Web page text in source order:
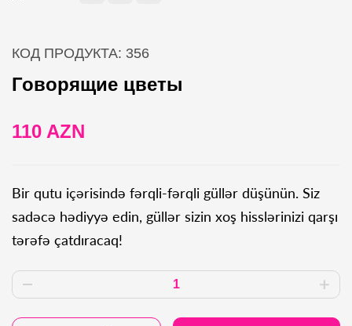
КОД ПРОДУКТА: 356
Говорящие цветы
110 AZN
Bir qutu içərisində fərqli-fərqli güllər düşünün. Siz
sadəcə hədiyyə edin, güllər sizin xoş hisslərinizi qarşı
tərəfə çatdıracaq!